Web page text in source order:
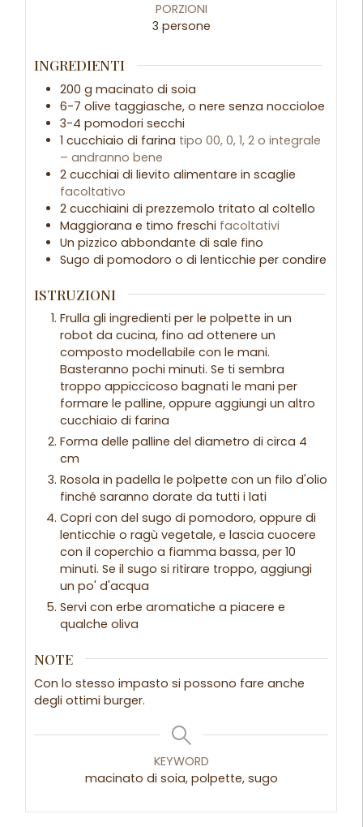
PORZIONI
3 persone
INGREDIENTI
200 g macinato di soia
6-7 olive taggiasche, o nere senza noccioloe
3-4 pomodori secchi
1 cucchiaio di farina tipo 00, 0, 1, 2 o integrale
– andranno bene
2 cucchiai di lievito alimentare in scaglie
facoltativo
2 cucchiaini di prezzemolo tritato al coltello
Maggiorana e timo freschi facoltativi
Un pizzico abbondante di sale fino
Sugo di pomodoro o di lenticchie per condire
ISTRUZIONI
Frulla gli ingredienti per le polpette in un
robot da cucina, fino ad ottenere un
composto modellabile con le mani.
Basteranno pochi minuti. Se ti sembra
troppo appiccicoso bagnati le mani per
formare le palline, oppure aggiungi un altro
cucchiaio di farina
Forma delle palline del diametro di circa 4
cm
Rosola in padella le polpette con un filo d'olio
finché saranno dorate da tutti i lati
Copri con del sugo di pomodoro, oppure di
lenticchie o ragù vegetale, e lascia cuocere
con il coperchio a fiamma bassa, per 10
minuti. Se il sugo si ritirare troppo, aggiungi
un po' d'acqua
Servi con erbe aromatiche a piacere e
qualche oliva
NOTE
Con lo stesso impasto si possono fare anche
degli ottimi burger.
KEYWORD
macinato di soia, polpette, sugo